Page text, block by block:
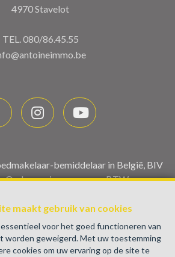
maakt gebruik van cookies
essentieel voor het goed functioneren van
worden geweigerd. Met uw toestemming
cookies om uw ervaring op de site te
4970 Stavelot
TEL.080/86.45.55
bemiddelaar in België, BIV
Ondernemingsnummer : BTW
Vastgoedmakelaars Luxemburgstraat,
(+32 2 505 38 50 - info@biv.be) -
-Deontologische code
NV AXA Belgium, Troonplein 1, 1000